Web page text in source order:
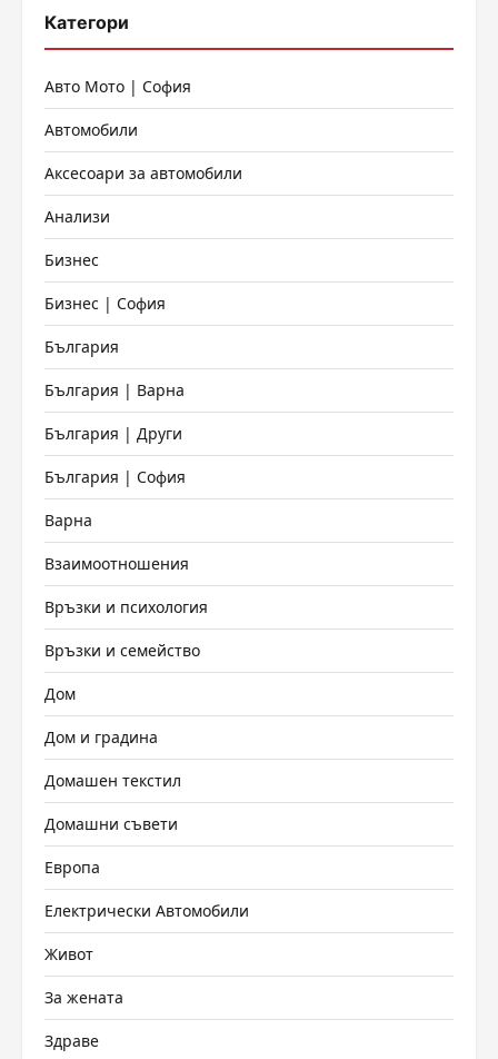
Категори
Авто Мото | София
Автомобили
Аксесоари за автомобили
Анализи
Бизнес
Бизнес | София
България
България | Варна
България | Други
България | София
Варна
Взаимоотношения
Връзки и психология
Връзки и семейство
Дом
Дом и градина
Домашен текстил
Домашни съвети
Европа
Електрически Автомобили
Живот
За жената
Здраве